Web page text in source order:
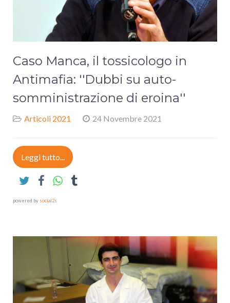
Caso Manca, il tossicologo in
Antimafia: ''Dubbi su auto-
somministrazione di eroina''
Articoli 2021 24 Novembre 2021
Leggi tutto...
powered by social2s